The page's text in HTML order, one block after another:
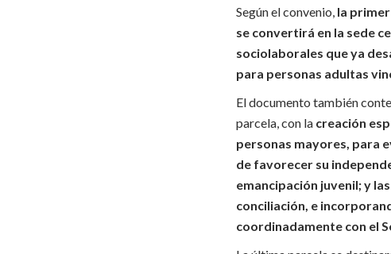
Según el convenio, la
se convertirá en la sede
sociolaborales que ya
para personas adultas
El documento también
parcela, con la creación
personas mayores, para
de favorecer su
emancipación juvenil; y
conciliación, e
coordinadamente con el